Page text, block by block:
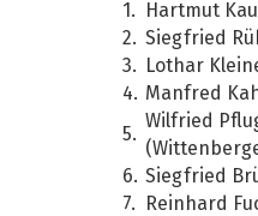
1.
Hartmut
2. Siegfried
3.
Lothar
4. Manfred
5.
Wilfried
6. Siegfried
7.
Reinhard